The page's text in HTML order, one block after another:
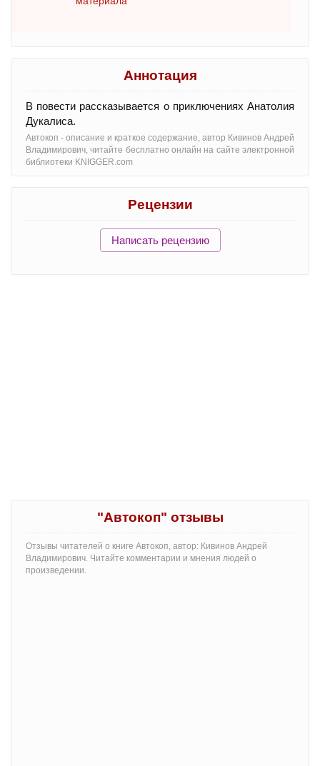
Аннотация
В повести рассказывается о приключениях Анатолия
Дукалиса.
Автокоп - oписание и краткое содержание, автор Кивинов Андрей
Владимирович, читайте бесплатно онлайн на сайте электронной
библиотеки KNIGGER.com
Рецензии
Написать рецензию
"Автокоп" отзывы
Отзывы читателей о книге Автокоп, автор: Кивинов Андрей
Владимирович. Читайте комментарии и мнения людей о
произведении.